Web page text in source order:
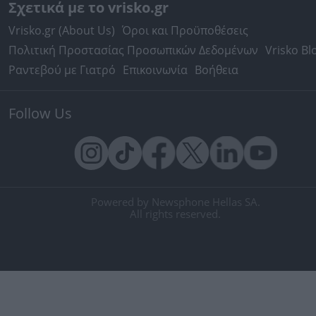
Σχετικά με το vrisko.gr
Vrisko.gr (About Us) Όροι και Προϋποθέσεις
Πολιτική Προστασίας Προσωπικών Δεδομένων Vrisko
Ραντεβού με Γιατρό Επικοινωνία Βοήθεια
Follow Us
Powered by Newsphone Hellas SA.
All rights reserved.